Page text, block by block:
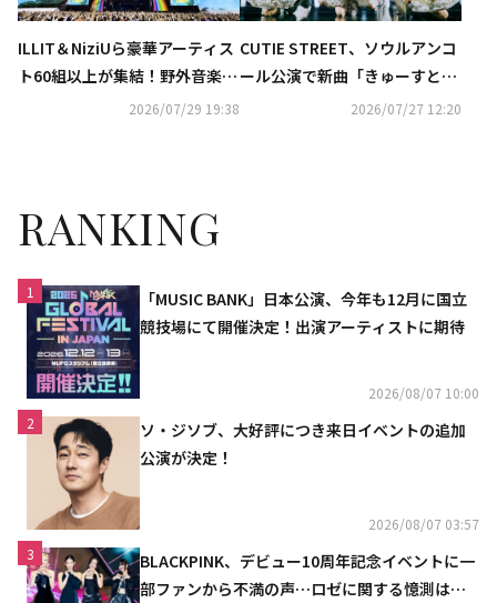
ILLIT＆NiziUら豪華アーティス
ト60組以上が集結！野外音楽フ
ェス「LuckyFes'26」ABEMAに
2026/07/29 19:38
CUTIE STREET、ソウルアンコ
ール公演で新曲「きゅーすとの
うた」韓国語ver․を初披露！来
2026/07/27 12:20
RANKING
1
「MUSIC BANK」日本公演、今年も12月に国立
競技場にて開催決定！出演アーティストに期待
2026/08/07 10:00
2
ソ・ジソブ、大好評につき来日イベントの追加
公演が決定！
2026/08/07 03:57
3
BLACKPINK、デビュー10周年記念イベントに一
部ファンから不満の声…ロゼに関する憶測は否